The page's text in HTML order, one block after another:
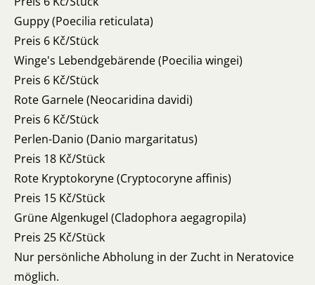
Guppy (Poecilia reticulata)
Preis 6 Kč/Stück
Winge's Lebendgebärende (Poecilia wingei)
Preis 6 Kč/Stück
Rote Garnele (Neocaridina davidi)
Preis 6 Kč/Stück
Perlen-Danio (Danio margaritatus)
Preis 18 Kč/Stück
Rote Kryptokoryne (Cryptocoryne affinis)
Preis 15 Kč/Stück
Grüne Algenkugel (Cladophora aegagropila)
Preis 25 Kč/Stück
Nur persönliche Abholung in der Zucht in Neratovice
möglich.